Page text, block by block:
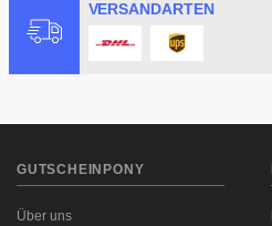
VERSANDARTEN
GUTSCHEINPONY
Über uns